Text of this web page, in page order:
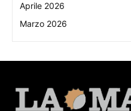
Aprile 2026
Marzo 2026